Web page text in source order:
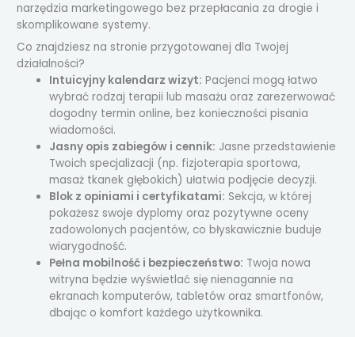
narzędzia marketingowego bez przepłacania za drogie i
skomplikowane systemy.
Co znajdziesz na stronie przygotowanej dla Twojej
działalności?
Intuicyjny kalendarz wizyt: Pacjenci mogą łatwo
wybrać rodzaj terapii lub masażu oraz zarezerwować
dogodny termin online, bez konieczności pisania
wiadomości.
Jasny opis zabiegów i cennik: Jasne przedstawienie
Twoich specjalizacji (np. fizjoterapia sportowa,
masaż tkanek głębokich) ułatwia podjęcie decyzji.
Blok z opiniami i certyfikatami: Sekcja, w której
pokażesz swoje dyplomy oraz pozytywne oceny
zadowolonych pacjentów, co błyskawicznie buduje
wiarygodność.
Pełna mobilność i bezpieczeństwo: Twoja nowa
witryna będzie wyświetlać się nienagannie na
ekranach komputerów, tabletów oraz smartfonów,
dbając o komfort każdego użytkownika.